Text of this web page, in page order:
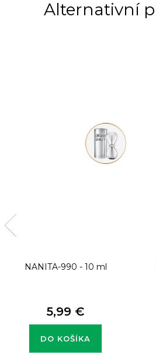
NANITA-990 - 10 ml
5,99 €
DO KOŠÍKA